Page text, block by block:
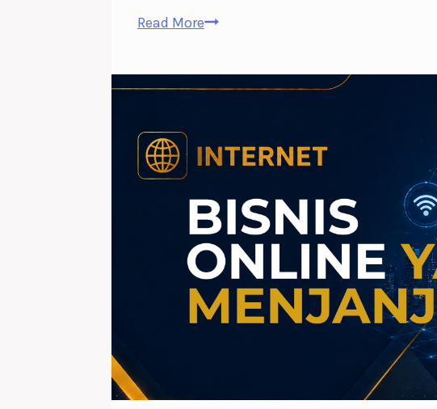
Read More10
Digital
Dijual
Menghasilkan
Uang